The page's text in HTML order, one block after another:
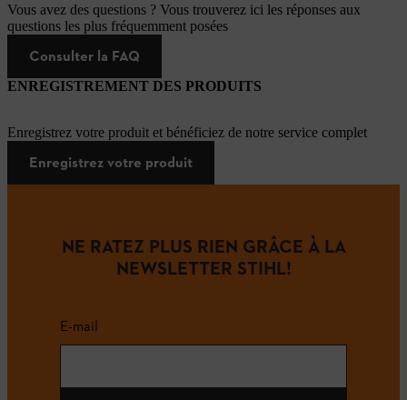
Vous avez des questions ? Vous trouverez ici les réponses aux
questions les plus fréquemment posées
Consulter la FAQ
ENREGISTREMENT DES PRODUITS
Enregistrez votre produit et bénéficiez de notre service complet
Enregistrez votre produit
NE RATEZ PLUS RIEN GRÂCE À LA
NEWSLETTER STIHL!
E-mail